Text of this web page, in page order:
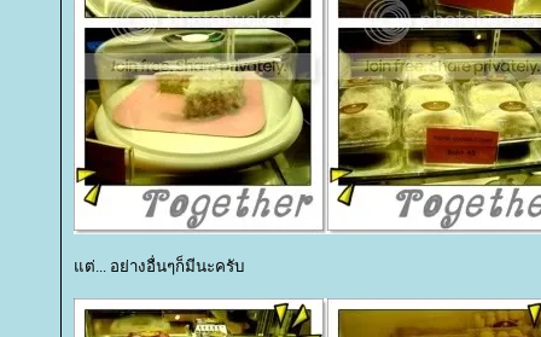
ต่... อย่างอื่นๆก็มีนะครับ